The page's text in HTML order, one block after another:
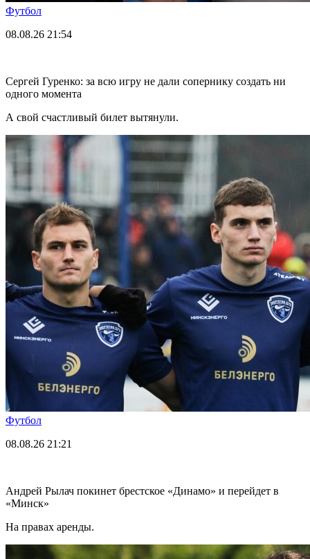
Футбол
08.08.26 21:54
Сергей Гуренко: за всю игру не дали сопернику создать ни
одного момента
А свой счастливый билет вытянули.
Футбол
08.08.26 21:21
Андрей Рылач покинет брестское «Динамо» и перейдет в
«Минск»
На правах аренды.